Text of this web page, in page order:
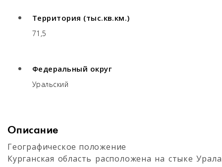
Территория (тыс.кв.км.)
71,5
Федеральный округ
Уральский
Описание
Географическое положение
Курганская область расположена на стыке